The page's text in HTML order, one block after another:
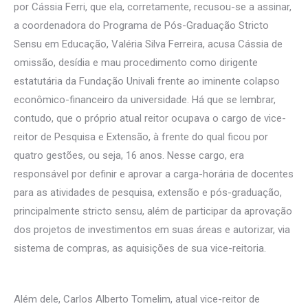
por Cássia Ferri, que ela, corretamente, recusou-se a assinar,
a coordenadora do Programa de Pós-Graduação Stricto
Sensu em Educação, Valéria Silva Ferreira, acusa Cássia de
omissão, desídia e mau procedimento como dirigente
estatutária da Fundação Univali frente ao iminente colapso
econômico-financeiro da universidade. Há que se lembrar,
contudo, que o próprio atual reitor ocupava o cargo de vice-
reitor de Pesquisa e Extensão, à frente do qual ficou por
quatro gestões, ou seja, 16 anos. Nesse cargo, era
responsável por definir e aprovar a carga-horária de docentes
para as atividades de pesquisa, extensão e pós-graduação,
principalmente stricto sensu, além de participar da aprovação
dos projetos de investimentos em suas áreas e autorizar, via
sistema de compras, as aquisições de sua vice-reitoria.
Além dele, Carlos Alberto Tomelim, atual vice-reitor de